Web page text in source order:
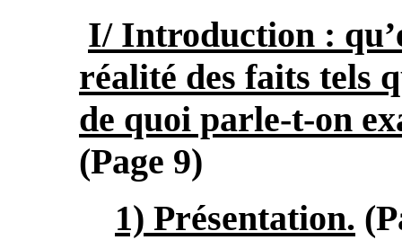
I/ Introduction :
réalité des faits tels
de quoi parle-t-on
(Page 9)
1) Présentation.